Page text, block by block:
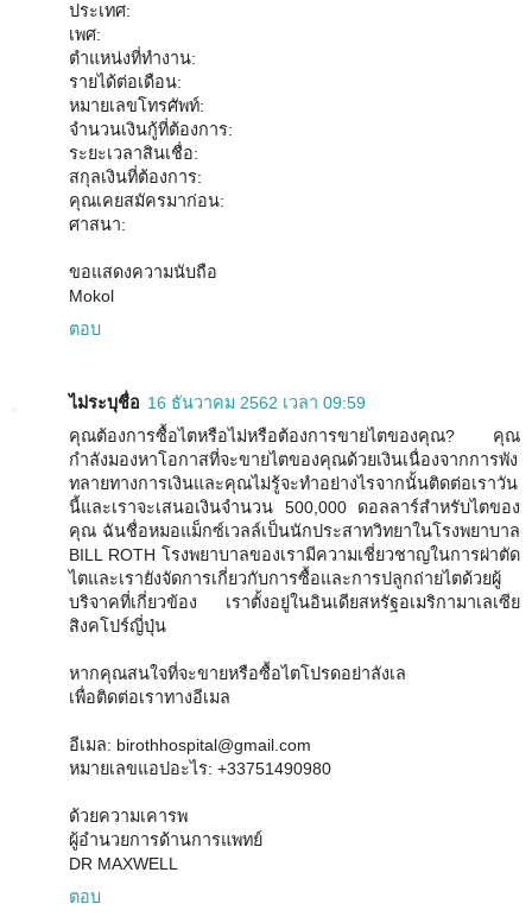
ประเทศ:
เพศ:
ตำแหน่งที่ทำงาน:
รายได้ต่อเดือน:
หมายเลขโทรศัพท์:
จำนวนเงินกู้ที่ต้องการ:
ระยะเวลาสินเชื่อ:
สกุลเงินที่ต้องการ:
คุณเคยสมัครมาก่อน:
ศาสนา:
ขอแสดงความนับถือ
Mokol
ตอบ
ไม่ระบุชื่อ 16 ธันวาคม 2562 เวลา 09:59
คุณต้องการซื้อไตหรือไม่หรือต้องการขายไตของคุณ? คุณ
กำลังมองหาโอกาสที่จะขายไตของคุณด้วยเงินเนื่องจากการพัง
ทลายทางการเงินและคุณไม่รู้จะทำอย่างไรจากนั้นติดต่อเราวัน
นี้และเราจะเสนอเงินจำนวน 500,000 ดอลลาร์สำหรับไตของ
คุณ ฉันชื่อหมอแม็กซ์เวลล์เป็นนักประสาทวิทยาในโรงพยาบาล
BILL ROTH โรงพยาบาลของเรามีความเชี่ยวชาญในการผ่าตัด
ไตและเรายังจัดการเกี่ยวกับการซื้อและการปลูกถ่ายไตด้วยผู้
บริจาคที่เกี่ยวข้อง เราตั้งอยู่ในอินเดียสหรัฐอเมริกามาเลเซีย
สิงคโปร์ญี่ปุ่น
หากคุณสนใจที่จะขายหรือซื้อไตโปรดอย่าลังเล
เพื่อติดต่อเราทางอีเมล
อีเมล: birothhospital@gmail.com
หมายเลขแอปอะไร: +33751490980
ด้วยความเคารพ
ผู้อำนวยการด้านการแพทย์
DR MAXWELL
ตอบ